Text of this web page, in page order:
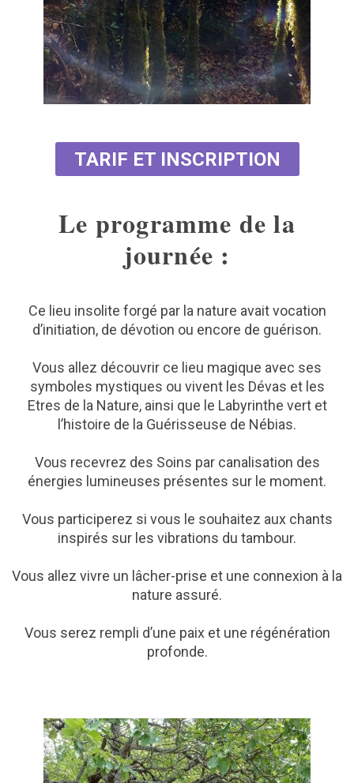
TARIF ET INSCRIPTION
Le programme de la
journée :
Ce lieu insolite forgé par la nature avait vocation
d’initiation, de dévotion ou encore de guérison.
Vous allez découvrir ce lieu magique avec ses
symboles mystiques ou vivent les Dévas et les
Etres de la Nature, ainsi que le Labyrinthe vert et
l’histoire de la Guérisseuse de Nébias.
Vous recevrez des Soins par canalisation des
énergies lumineuses présentes sur le moment.
Vous participerez si vous le souhaitez aux chants
inspirés sur les vibrations du tambour.
Vous allez vivre un lâcher-prise et une connexion à la
nature assuré.
Vous serez rempli d’une paix et une régénération
profonde.